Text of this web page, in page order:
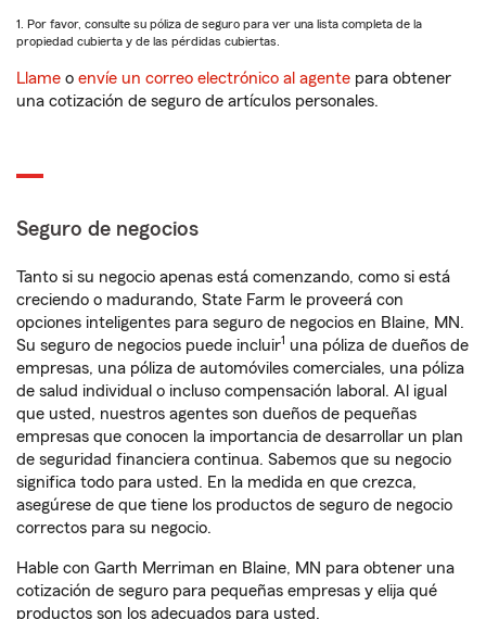
1. Por favor, consulte su póliza de seguro para ver una lista completa de la
propiedad cubierta y de las pérdidas cubiertas.
Llame o envíe un correo electrónico al agente para obtener
una cotización de seguro de artículos personales.
Seguro de negocios
Tanto si su negocio apenas está comenzando, como si está
creciendo o madurando, State Farm le proveerá con
opciones inteligentes para seguro de negocios en Blaine, MN.
Su seguro de negocios puede incluir1 una póliza de dueños de
empresas, una póliza de automóviles comerciales, una póliza
de salud individual o incluso compensación laboral. Al igual
que usted, nuestros agentes son dueños de pequeñas
empresas que conocen la importancia de desarrollar un plan
de seguridad financiera continua. Sabemos que su negocio
significa todo para usted. En la medida en que crezca,
asegúrese de que tiene los productos de seguro de negocio
correctos para su negocio.
Hable con Garth Merriman en Blaine, MN para obtener una
cotización de seguro para pequeñas empresas y elija qué
productos son los adecuados para usted.